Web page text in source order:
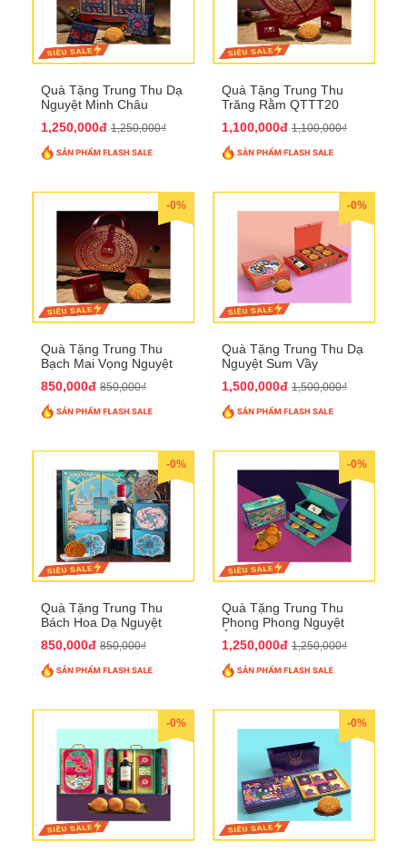
Quà Tặng Trung Thu Dạ
Nguyệt Minh Châu
1,250,000đ 1,250,000₫
Quà Tặng Trung Thu
Trăng Rằm QTTT20
1,100,000đ 1,100,000₫
-0%
Quà Tặng Trung Thu
Bạch Mai Vọng Nguyệt
850,000đ 850,000₫
-0%
Quà Tặng Trung Thu Dạ
Nguyệt Sum Vầy
1,500,000đ 1,500,000₫
-0%
Quà Tặng Trung Thu
Bách Hoa Dạ Nguyệt
850,000đ 850,000₫
-0%
Quà Tặng Trung Thu
Phong Phong Nguyệt
1,250,000đ 1,250,000₫
-0% -0%